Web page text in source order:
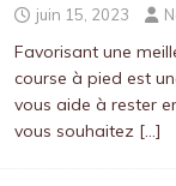
juin 15, 2023
Favorisant une
course à pied est
vous aide à rester
vous souhaitez […]